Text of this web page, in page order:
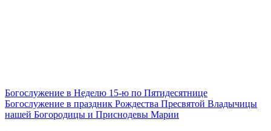
Навигация
по
Богослужение в Неделю 15-ю по Пятидесятнице
Богослужение в праздник Рождества Пресвятой Владычицы
нашей Богородицы и Приснодевы Марии